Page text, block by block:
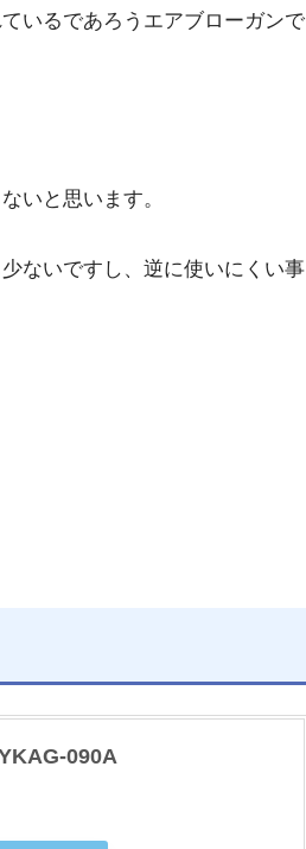
いるであろうエアブローガンで
いと思います。
ないですし、逆に使いにくい事
090A